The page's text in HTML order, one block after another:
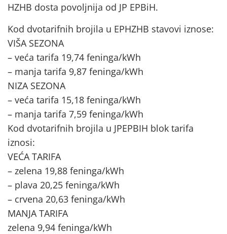
HZHB dosta povoljnija od JP EPBiH.
Kod dvotarifnih brojila u EPHZHB stavovi iznose:
VIŠA SEZONA
– veća tarifa 19,74 feninga/kWh
– manja tarifa 9,87 feninga/kWh
NIZA SEZONA
– veća tarifa 15,18 feninga/kWh
– manja tarifa 7,59 feninga/kWh
Kod dvotarifnih brojila u JPEPBIH blok tarifa
iznosi:
VEĆA TARIFA
– zelena 19,88 feninga/kWh
– plava 20,25 feninga/kWh
– crvena 20,63 feninga/kWh
MANJA TARIFA
zelena 9,94 feninga/kWh